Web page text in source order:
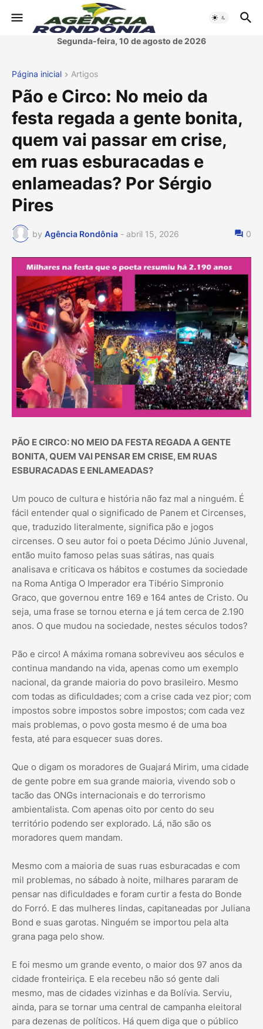
Segunda-feira, 10 de agosto de 2026
Página inicial Artigos
Pão e Circo: No meio da
festa regada a gente bonita,
quem vai passar em crise,
em ruas esburacadas e
enlameadas? Por Sérgio
Pires
by Agência Rondônia - abril 15, 2026 0
PÃO E CIRCO: NO MEIO DA FESTA REGADA A GENTE
BONITA, QUEM VAI PENSAR EM CRISE, EM RUAS
ESBURACADAS E ENLAMEADAS?
Um pouco de cultura e história não faz mal a ninguém. É
fácil entender qual o significado de Panem et Circenses,
que, traduzido literalmente, significa pão e jogos
circenses. O seu autor foi o poeta Décimo Júnio Juvenal,
então muito famoso pelas suas sátiras, nas quais
analisava e criticava os hábitos e costumes da sociedade
na Roma Antiga O Imperador era Tibério Simpronio
Graco, que governou entre 169 e 164 antes de Cristo. Ou
seja, uma frase se tornou eterna e já tem cerca de 2.190
anos. O que mudou na sociedade, nestes séculos todos?
Pão e circo! A máxima romana sobreviveu aos séculos e
continua mandando na vida, apenas como um exemplo
nacional, da grande maioria do povo brasileiro. Mesmo
com todas as dificuldades; com a crise cada vez pior; com
impostos sobre impostos sobre impostos; com cada vez
mais problemas, o povo gosta mesmo é de uma boa
festa, até para esquecer suas dores.
Que o digam os moradores de Guajará Mirim, uma cidade
de gente pobre em sua grande maioria, vivendo sob o
tacão das ONGs internacionais e do terrorismo
ambientalista. Com apenas oito por cento do seu
território podendo ser explorado. Lá, não são os
moradores quem mandam.
Mesmo com a maioria de suas ruas esburacadas e com
mil problemas, no sábado à noite, milhares pararam de
pensar nas dificuldades e foram curtir a festa do Bonde
do Forró. E das mulheres lindas, capitaneadas por Juliana
Bond e suas garotas. Ninguém se importou pela alta
grana paga pelo show.
E foi mesmo um grande evento, o maior dos 97 anos da
cidade fronteiriça. E ela recebeu não só gente dali
mesmo, mas de cidades vizinhas e da Bolívia. Serviu,
ainda, para se tornar uma central de campanha eleitoral
para dezenas de políticos. Há quem diga que o público